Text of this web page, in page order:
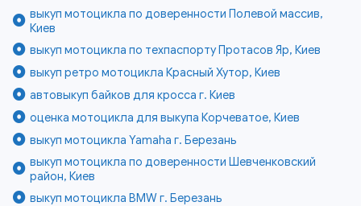
выкуп мотоцикла по доверенности Полевой массив,
Киев
выкуп мотоцикла по техпаспорту Протасов Яр, Киев
выкуп ретро мотоцикла Красный Хутор, Киев
автовыкуп байков для кросса г. Киев
оценка мотоцикла для выкупа Корчеватое, Киев
выкуп мотоцикла Yamaha г. Березань
выкуп мотоцикла по доверенности Шевченковский
район, Киев
выкуп мотоцикла BMW г. Березань